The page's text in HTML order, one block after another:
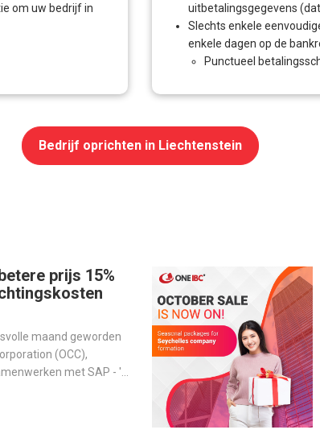
om uw bedrijf in
uitbetalingsgegevens
Slechts enkele
enkele dagen op de
Punctueel
Bedrijf oprichten in Liechtenstein
prijs 15%
maand geworden
(OCC),
met SAP - 's